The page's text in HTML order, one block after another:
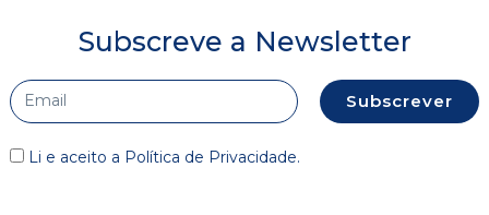
Subscreve a Newsletter
Li e aceito a Política de Privacidade.
Subscrever